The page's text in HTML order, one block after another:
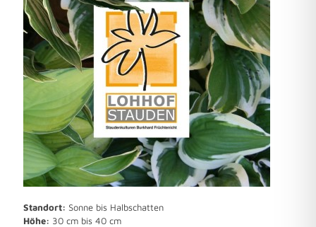
Standort: Sonne bis Halbschatten
Höhe: 30 cm bis 40 cm